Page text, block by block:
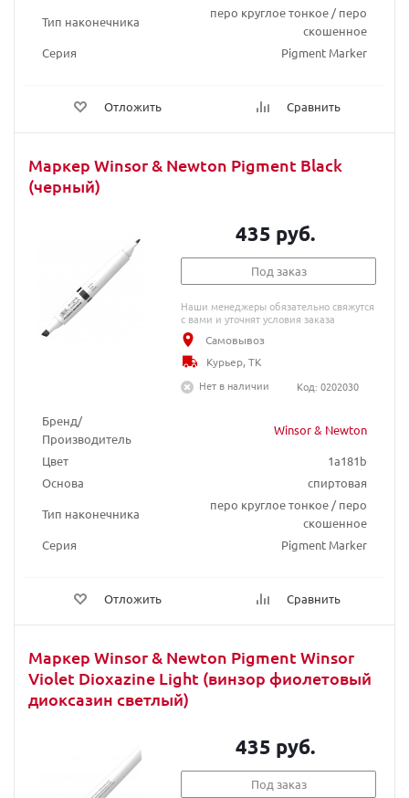
Тип наконечника
перо круглое тонкое / перо
скошенное
Серия
Pigment Marker
Отложить Сравнить
Маркер Winsor & Newton Pigment Black
(черный)
Бренд/
Производитель
Winsor & Newton
Цвет
1a181b
Основа
спиртовая
Тип наконечника
перо круглое тонкое / перо
скошенное
Серия
Pigment Marker
Отложить Сравнить
435 руб.
Под заказ
Наши менеджеры обязательно свяжутся
с вами и уточнят условия заказа
Самовывоз
Курьер, ТК
Нет в наличии
Код: 0202030
Маркер Winsor & Newton Pigment Winsor
Violet Dioxazine Light (винзор фиолетовый
диоксазин светлый)
435 руб.
Под заказ